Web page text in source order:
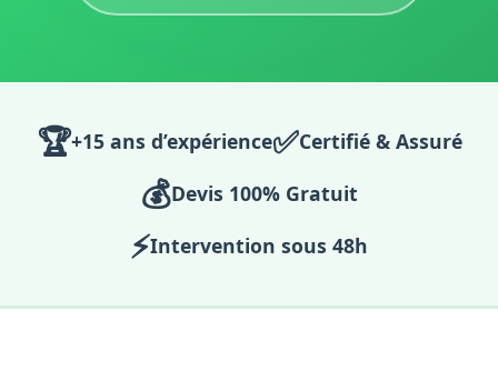
🏆+15 ans d’expérience✅Certifié & Assuré
💰Devis 100% Gratuit
⚡Intervention sous 48h